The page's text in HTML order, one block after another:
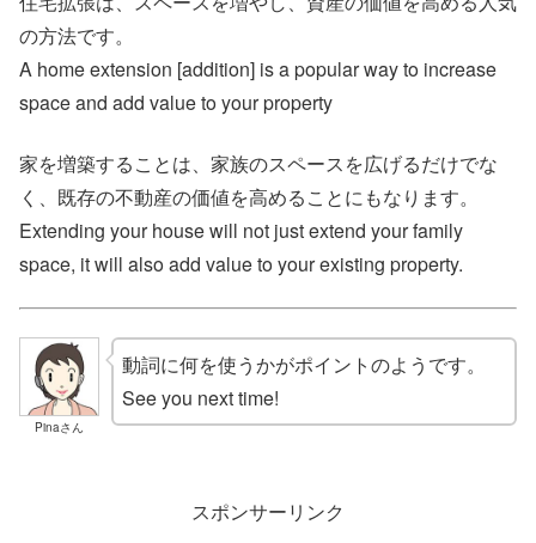
の方法です。
A home extension [addition] is a popular way to increase
space and add value to your property
家を増築することは、家族のスペースを広げるだけでな
く、既存の不動産の価値を高めることにもなります。
Extending your house will not just extend your family
space, it will also add value to your existing property.
Pinaさん
動詞に何を使うかがポイントのようです。
See you next time!
スポンサーリンク